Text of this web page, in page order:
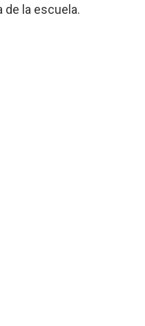
de la escuela.